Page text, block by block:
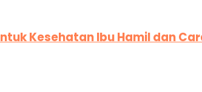
Kesehatan Ibu Hamil dan